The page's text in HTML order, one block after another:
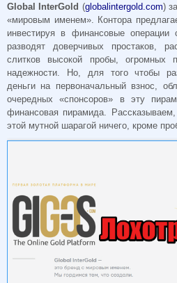
Global InterGold (globalintergold.com)
«мировым именем». Контора
инвестируя в финансовые
разводят доверчивых простаков,
слитков высокой пробы, огромных
надежности. Но, для того чтобы
деньги на первоначальный взнос,
очередных «спонсоров» в эту
финансовая пирамида.
этой мутной шарагой ничего, кроме